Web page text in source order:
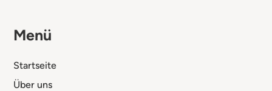
Menü
Startseite
Über uns